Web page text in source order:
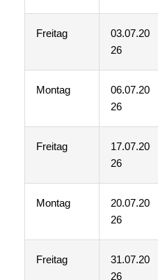
Freitag
03.07.20
26
Montag
06.07.20
26
Freitag
17.07.20
26
Montag
20.07.20
26
Freitag
31.07.20
26